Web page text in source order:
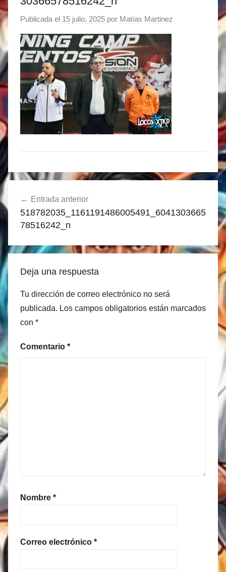
Publicada el 15 julio, 2025 por Matías Martinez
de
entradas
Entrada anterior
518782035_1161191486005491_6041303665
78516242_n
Deja una respuesta
Tu dirección de correo electrónico no será
publicada. Los campos obligatorios están marcados
con *
Comentario *
Nombre *
Correo electrónico *